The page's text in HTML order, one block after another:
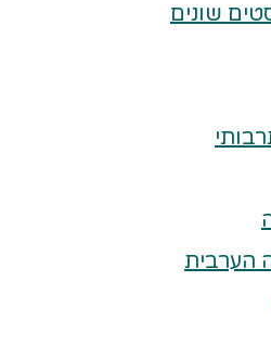
שונים
הערבית